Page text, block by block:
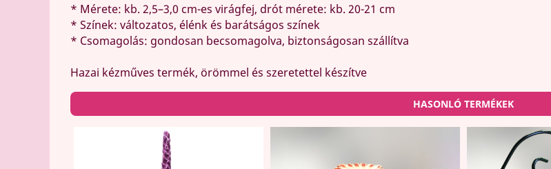
* Mérete: kb. 2,5–3,0 cm-es virágfej, drót mérete: kb. 20-21 cm
* Színek: változatos, élénk és barátságos színek
* Csomagolás: gondosan becsomagolva, biztonságosan szállítva
Hazai kézműves termék, örömmel és szeretettel készítve
HASONLÓ TERMÉKEK